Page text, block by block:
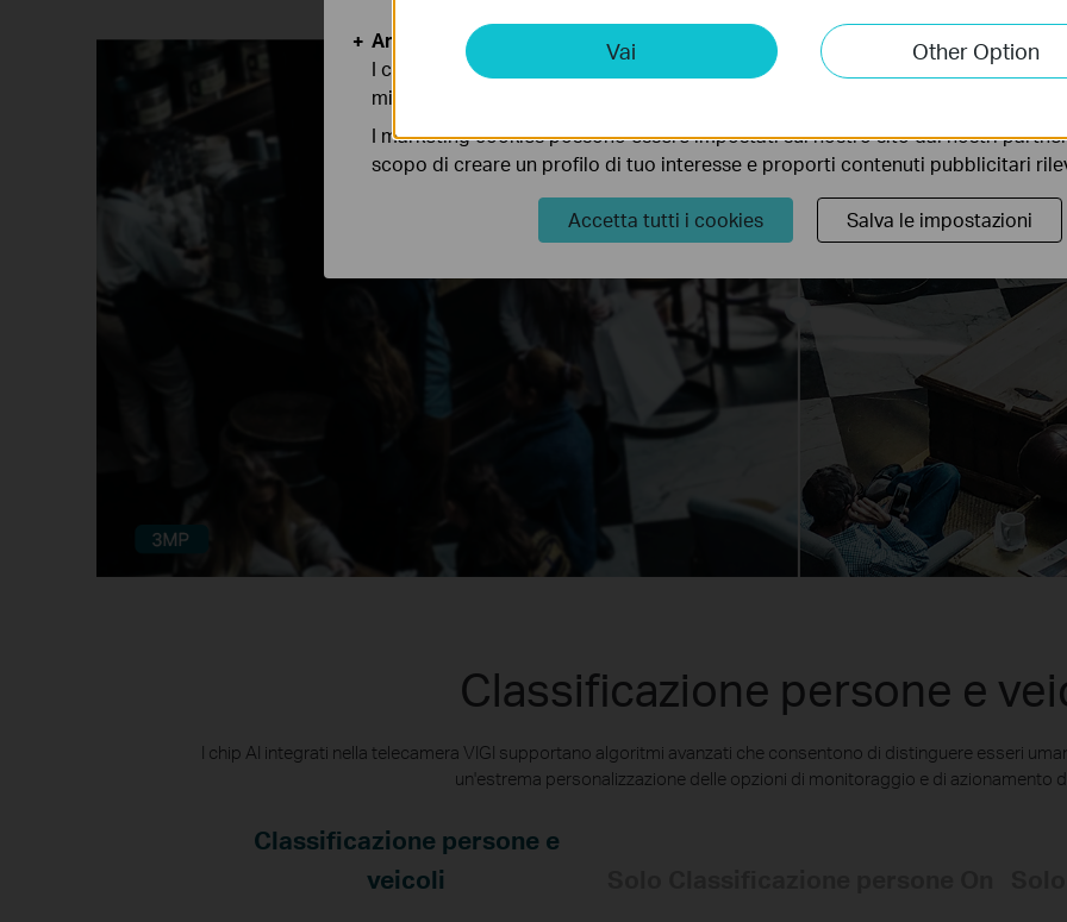
Classificazione persone e
I chip AI integrati nella telecamera VIGI supportano algoritmi avanzati che consentono di distinguere esseri
un'estrema personalizzazione delle opzioni di monitoraggio e di azionamento
Classificazione persone e
veicoli
Vai Other Option
Analytics e Marketing Cookies
I cookies analitici ci permettono di analizzare le tue attività sul nostro sito allo
migliorarne le funzionalità.
I marketing cookies possono essere impostati sul nostro sito dai nostri
scopo di creare un profilo di tuo interesse e proporti contenuti pubblicitari
Accetta tutti i cookies Salva le impostazioni